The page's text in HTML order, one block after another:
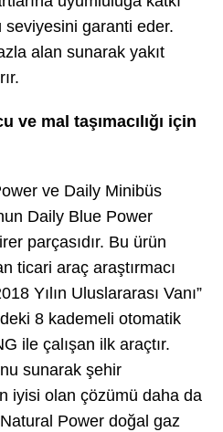
garanti eder.
alan sunarak yakıt
ve mal taşımacılığı için
ve Daily Minibüs
Daily Blue Power
parçasıdır. Bu ürün
ticari araç araştırmacı
Yılın Uluslararası Vanı”
8 kademeli otomatik
ile çalışan ilk araçtır.
sunarak şehir
iyisi olan çözümü daha da
Power doğal gaz